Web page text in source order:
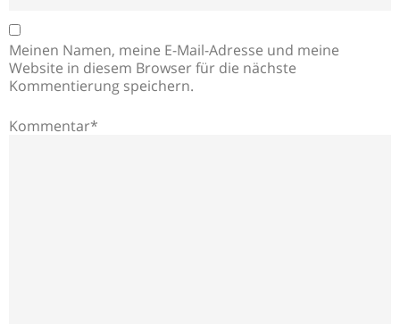
Meinen Namen, meine E-Mail-Adresse und meine
Website in diesem Browser für die nächste
Kommentierung speichern.
Kommentar*